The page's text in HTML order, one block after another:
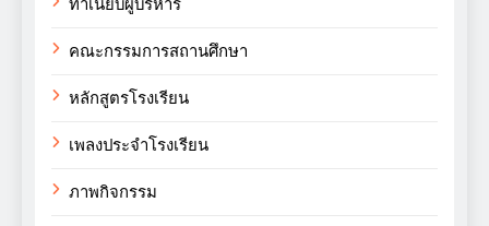
คณะกรรมการสถานศึกษา
หลักสูตรโรงเรียน
เพลงประจำโรงเรียน
ภาพกิจกรรม